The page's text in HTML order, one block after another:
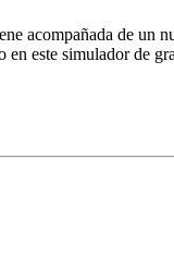
acompañada de un
en este simulador de